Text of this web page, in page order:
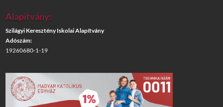
Alapítvány:
Szilágyi Keresztény Iskolai Alapítvány
Adószám:
19260680-1-19